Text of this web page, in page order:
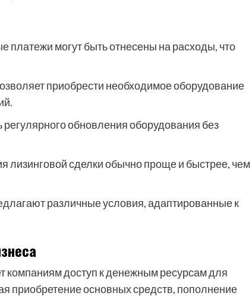
платежи могут быть отнесены на расходы, что
приобрести необходимое оборудование
обновления оборудования без
лизинговой сделки обычно проще и быстрее, чем
различные условия, адаптированные к
компаниям доступ к денежным ресурсам для
приобретение основных средств, пополнение